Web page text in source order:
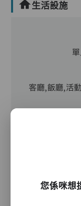
生活設施
客廳,飯廳,活
電動床,氣墊
護理服務
您係咪想